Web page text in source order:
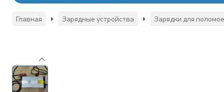
Главная Зарядные устройства Зарядки для